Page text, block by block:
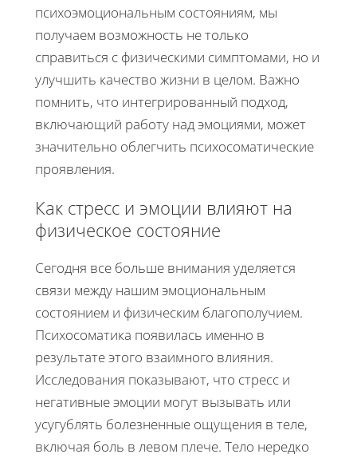
психоэмоциональным состояниям, мы
получаем возможность не только
справиться с физическими симптомами, но и
улучшить качество жизни в целом. Важно
помнить, что интегрированный подход,
включающий работу над эмоциями, может
значительно облегчить психосоматические
проявления.
Как стресс и эмоции влияют на
физическое состояние
Сегодня все больше внимания уделяется
связи между нашим эмоциональным
состоянием и физическим благополучием.
Психосоматика появилась именно в
результате этого взаимного влияния.
Исследования показывают, что стресс и
негативные эмоции могут вызывать или
усугублять болезненные ощущения в теле,
включая боль в левом плече. Тело нередко